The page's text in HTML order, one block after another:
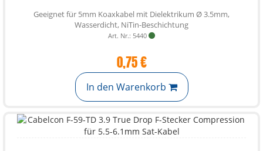
Geeignet für 5mm Koaxkabel mit Dielektrikum Ø 3.5mm,
Wasserdicht, NiTin-Beschichtung
Art. Nr.: 5440
0,75 €
In den Warenkorb